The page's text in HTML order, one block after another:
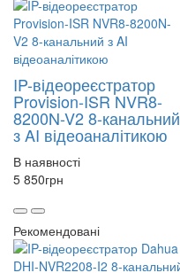
IP-відеореєстратор
Provision-ISR NVR8-
8200N-V2 8-канальний
з AI відеоаналітикою
В наявності
5 850грн
Рекомендовані